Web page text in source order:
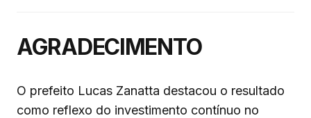
AGRADECIMENTO
O prefeito Lucas Zanatta destacou o resultado
como reflexo do investimento contínuo no